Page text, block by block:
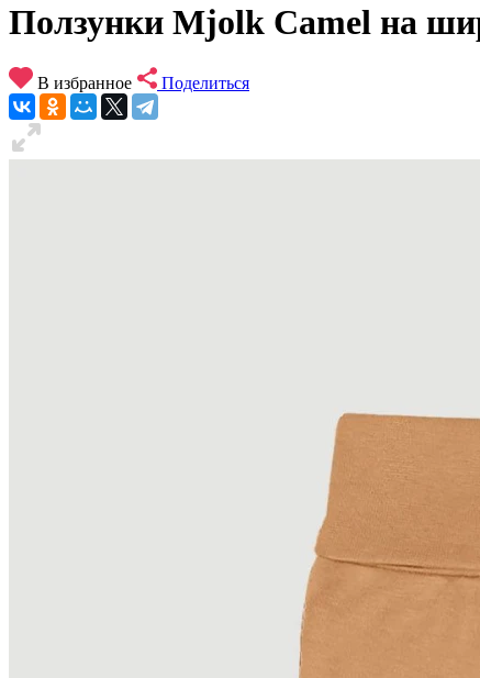
Ползунки Mjolk Camel на
В избранное Поделиться